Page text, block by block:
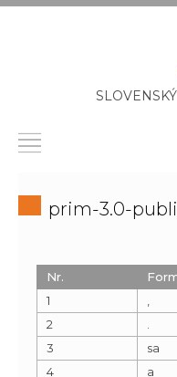
prim-3.0-
Nr.
1
2
3
sa
4
a